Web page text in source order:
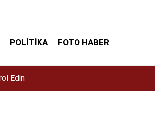
POLITIKA FOTO HABER